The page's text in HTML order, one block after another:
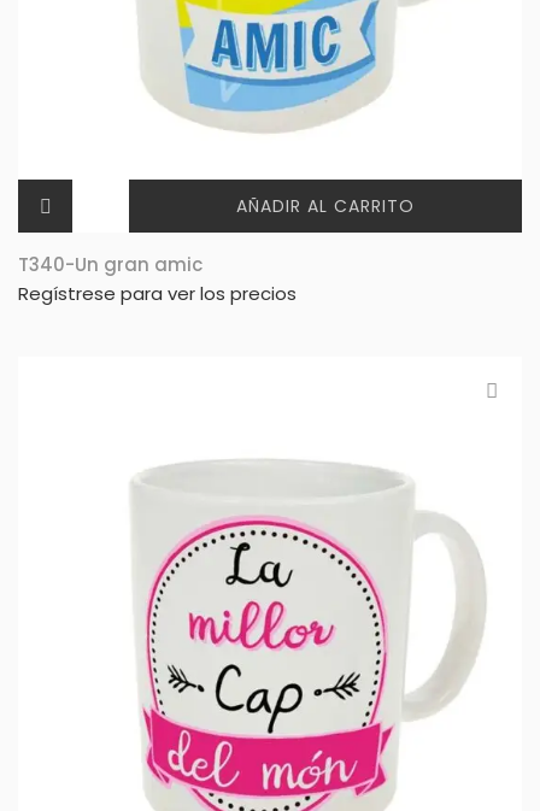
AÑADIR AL CARRITO
T340-Un gran amic
Regístrese para ver los precios